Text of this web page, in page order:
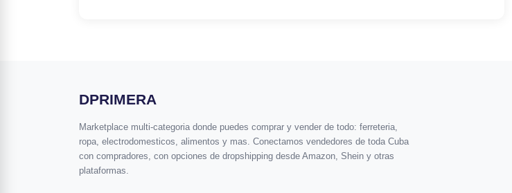
DPRIMERA
Marketplace multi-categoria donde puedes comprar y vender de todo: ferreteria,
ropa, electrodomesticos, alimentos y mas. Conectamos vendedores de toda Cuba
con compradores, con opciones de dropshipping desde Amazon, Shein y otras
plataformas.